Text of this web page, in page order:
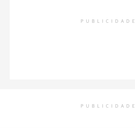
PUBLICIDADE
PUBLICIDADE